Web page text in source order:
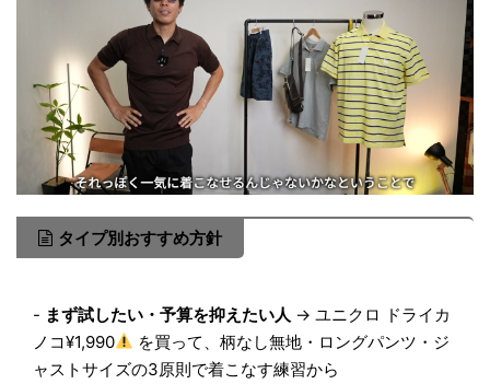
タイプ別おすすめ方針
- まず試したい・予算を抑えたい人 → ユニクロ ドライカ
ノコ¥1,990
を買って、柄なし無地・ロングパンツ・ジ
ャストサイズの3原則で着こなす練習から